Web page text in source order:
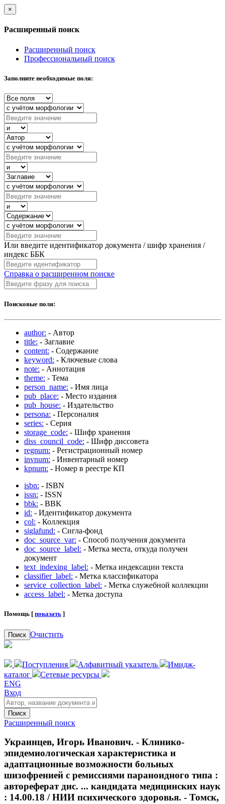
×
Расширенный поиск
Расширенный поиск
Профессиональный поиск
Заполните необходимые поля:
Или введите идентификатор документа / шифр хранения /
индекс ББК
Справка о расширенном поиске
Поисковые поля:
author: - Автор
title: - Заглавие
content: - Содержание
keyword: - Ключевые слова
note: - Аннотация
theme: - Тема
person_name: - Имя лица
pub_place: - Место издания
pub_house: - Издательство
persona: - Персоналия
series: - Серия
storage_code: - Шифр хранения
diss_council_code: - Шифр диссовета
regnum: - Регистрационный номер
invnum: - Инвентарный номер
kpnum: - Номер в реестре КП
isbn: - ISBN
issn: - ISSN
bbk: - BBK
id: - Идентификатор документа
col: - Коллекция
siglafund: - Сигла-фонд
doc_source_var: - Способ получения документа
doc_source_label: - Метка места, откуда получен
документ
text_indexing_label: - Метка индексации текста
classifier_label: - Метка классификатора
service_collection_label: - Метка служебной коллекции
access_label: - Метка доступа
Помощь [ показать ]
Поиск Очистить
Поступления Алфавитный указатель
Имидж-
каталог
Сетевые ресурсы
ENG
Вход
Поиск
Расширенный поиск
Украинцев, Игорь Иванович. - Клинико-
эпидемиологическая характеристика и
адаптационные возможности больных
шизофренией с ремиссиями параноидного типа :
автореферат дис. ... кандидата медицинских наук
: 14.00.18 / НИИ психического здоровья. - Томск,